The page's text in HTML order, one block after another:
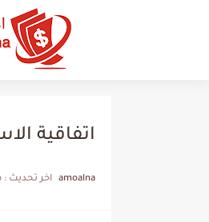
اتفاقية
amoalna اخر تحديث :